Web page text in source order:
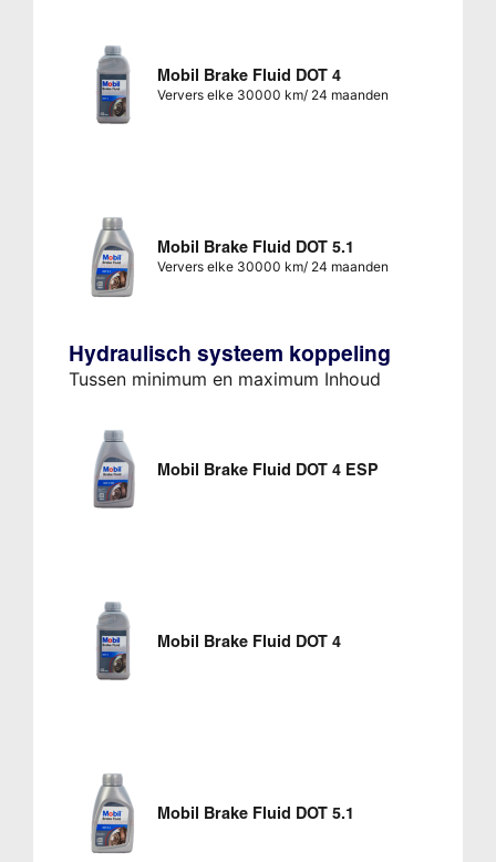
Mobil Brake Fluid DOT 4
Ververs elke 30000 km/ 24 maanden
Mobil Brake Fluid DOT 5.1
Ververs elke 30000 km/ 24 maanden
Hydraulisch systeem koppeling
Tussen minimum en maximum Inhoud
Mobil Brake Fluid DOT 4 ESP
Mobil Brake Fluid DOT 4
Mobil Brake Fluid DOT 5.1